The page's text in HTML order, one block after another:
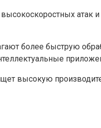
атак
более быструю
высокую